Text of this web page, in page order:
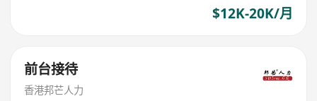
$12K-20K/月
前台接待
香港邦芒人力